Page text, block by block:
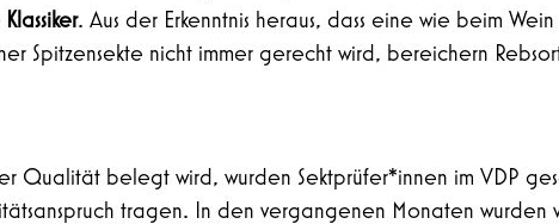
. Aus der Erkenntnis heraus, dass eine wie beim
Spitzensekte nicht immer gerecht wird, bereichern
Qualität belegt wird, wurden Sektprüfer*innen im VDP
tragen. In den vergangenen Monaten wurden